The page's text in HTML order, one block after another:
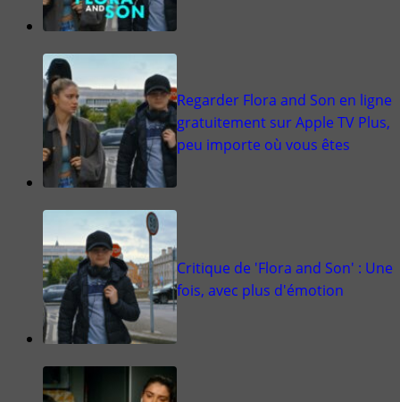
Regarder Flora and Son en ligne
gratuitement sur Apple TV Plus,
peu importe où vous êtes
Critique de 'Flora and Son' : Une
fois, avec plus d'émotion